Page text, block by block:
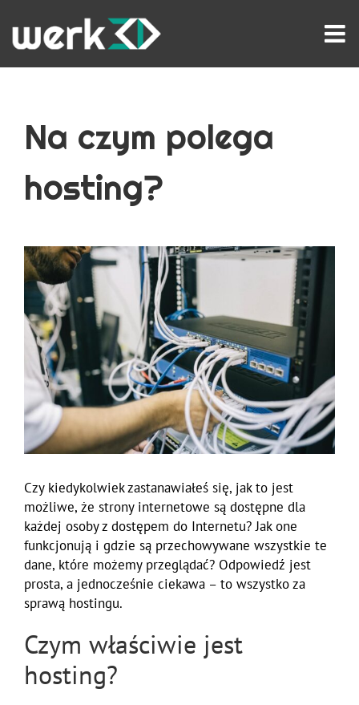
do
zawartości
Na czym polega
hosting?
Pokaż
większy
obrazek
Czy kiedykolwiek zastanawiałeś się, jak to jest
możliwe, że strony internetowe są dostępne dla
każdej osoby z dostępem do Internetu? Jak one
funkcjonują i gdzie są przechowywane wszystkie te
dane, które możemy przeglądać? Odpowiedź jest
prosta, a jednocześnie ciekawa – to wszystko za
sprawą hostingu.
Czym właściwie jest
hosting?